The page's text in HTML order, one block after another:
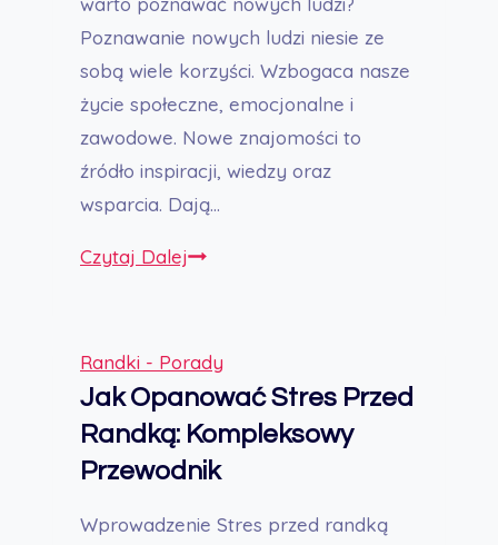
Poznawanie nowych ludzi niesie ze
sobą wiele korzyści. Wzbogaca nasze
życie społeczne, emocjonalne i
zawodowe. Nowe znajomości to
źródło inspiracji, wiedzy oraz
wsparcia. Dają…
Czytaj DalejJak
Ludzi:
Przewodnik
na
Każdym
Życia
Randki - Porady
Jak Opanować Stres Przed
Randką: Kompleksowy
Przewodnik
Wprowadzenie Stres przed randką